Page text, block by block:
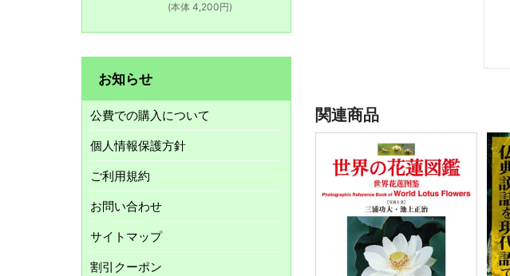
関連商品
(本体 4,200円)
お知らせ
公費での購入について
個人情報保護方針
ご利用規約
お問い合わせ
サイトマップ
割引クーポン